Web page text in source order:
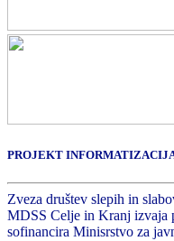
PROJEKT INFORMATIZACIJA
Zveza društev slepih in
MDSS Celje in Kranj izvaja
sofinancira Minisrstvo za